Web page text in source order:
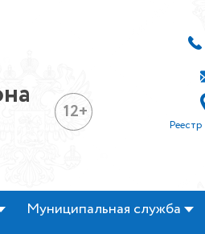
12+
Муниципальная служба